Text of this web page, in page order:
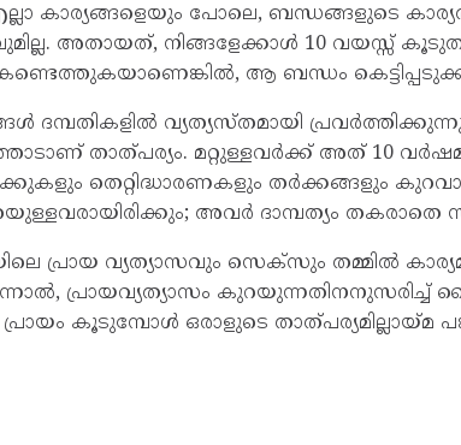
കാര്യങ്ങളെയും പോലെ, ബന്ധങ്ങളുടെ
അതായത്, നിങ്ങളേക്കാള്‍ 10 വയസ്സ്
ആ ബന്ധം
ദമ്പതികളില്‍ വ്യത്യസ്തമായി
താത്പര്യം. മറ്റുള്ളവര്‍ക്ക് അത് 10
തെറ്റിദ്ധാരണകളും തര്‍ക്കങ്ങളും
അവര്‍ ദാമ്പത്യം തകരാതെ
പ്രായ വ്യത്യാസവും സെക്‌സും തമ്മില്‍
പ്രായവ്യത്യാസം
കൂടുമ്പോള്‍ ഒരാളുടെ താത്പര്യമില്ലായ്മ